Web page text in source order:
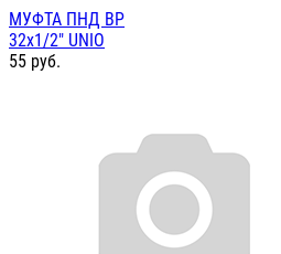
МУФТА ПНД ВР
32х1/2" UNIO
55 руб.